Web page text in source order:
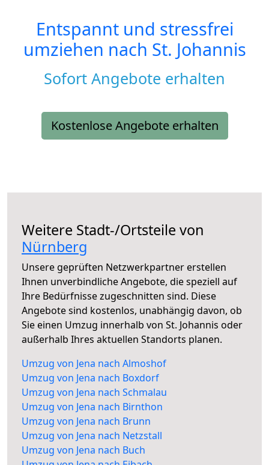
Entspannt und stressfrei
umziehen nach St. Johannis
Sofort Angebote erhalten
Kostenlose Angebote erhalten
Weitere Stadt-/Ortsteile von
Nürnberg
Unsere geprüften Netzwerkpartner erstellen
Ihnen unverbindliche Angebote, die speziell auf
Ihre Bedürfnisse zugeschnitten sind. Diese
Angebote sind kostenlos, unabhängig davon, ob
Sie einen Umzug innerhalb von St. Johannis oder
außerhalb Ihres aktuellen Standorts planen.
Umzug von Jena nach Almoshof
Umzug von Jena nach Boxdorf
Umzug von Jena nach Schmalau
Umzug von Jena nach Birnthon
Umzug von Jena nach Brunn
Umzug von Jena nach Netzstall
Umzug von Jena nach Buch